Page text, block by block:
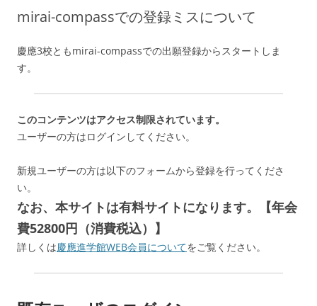
mirai-compassでの登録ミスについて
慶應3校ともmirai-compassでの出願登録からスタートしま
す。
このコンテンツはアクセス制限されています。
ユーザーの方はログインしてください。
新規ユーザーの方は以下のフォームから登録を行ってくださ
い。
なお、本サイトは有料サイトになります。【年会
費52800円（消費税込）】
詳しくは慶應進学館WEB会員についてをご覧ください。